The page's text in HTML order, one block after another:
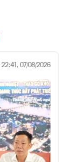
22:41, 07/08/2026